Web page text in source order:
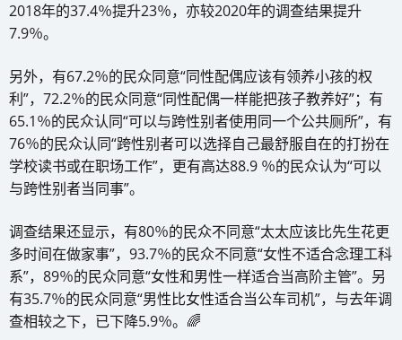
2018年的37.4％提升23％，亦较2020年的调查结果提升
7.9％。
另外，有67.2％的民众同意“同性配偶应该有领养小孩的权
利”，72.2％的民众同意“同性配偶一样能把孩子教养好”；有
65.1％的民众认同“可以与跨性别者使用同一个公共厕所”，有
76％的民众认同“跨性别者可以选择自己最舒服自在的打扮在
学校读书或在职场工作”，更有高达88.9 ％的民众认为“可以
与跨性别者当同事”。
调查结果还显示，有80％的民众不同意“太太应该比先生花更
多时间在做家事”，93.7％的民众不同意“女性不适合念理工科
系”，89％的民众同意“女性和男性一样适合当高阶主管”。另
有35.7％的民众同意“男性比女性适合当公车司机”，与去年调
查相较之下，已下降5.9％。🌈